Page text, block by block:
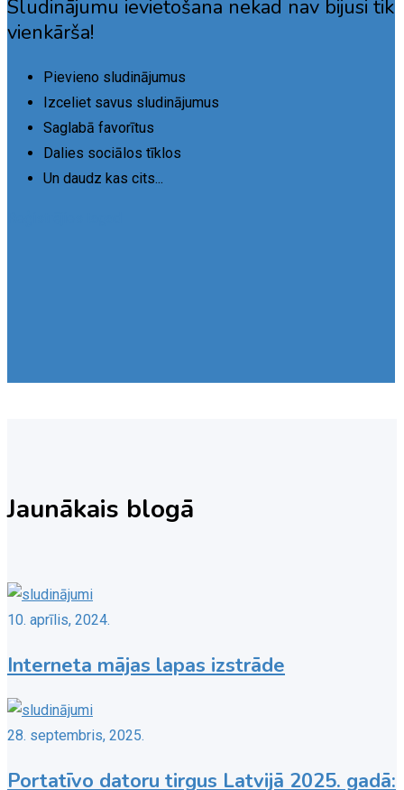
Sludinājumu ievietošana nekad nav bijusi tik
vienkārša!
Pievieno sludinājumus
Izceliet savus sludinājumus
Saglabā favorītus
Dalies sociālos tīklos
Un daudz kas cits...
Jaunākais blogā
10. aprīlis, 2024.
Interneta mājas lapas izstrāde
28. septembris, 2025.
Portatīvo datoru tirgus Latvijā 2025. gadā: